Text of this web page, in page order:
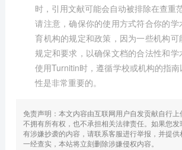
时，引用文献可能会自动被排除在查重
请注意，确保你的使用方式符合你的学
育机构的规定和政策，因为一些机构可
规定和要求，以确保文档的合法性和学
使用Turnitin时，遵循学校或机构的指
性是非常重要的。
免责声明：本文内容由互联网用户自发贡献自行上
不拥有所有权，也不承担相关法律责任。如果您发
有涉嫌抄袭的内容，请联系客服进行举报，并提供
一经查实，本站将立刻删除涉嫌侵权内容。